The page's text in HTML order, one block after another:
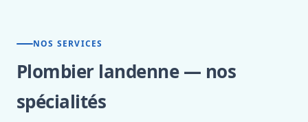
NOS SERVICES
Plombier landenne — nos
spécialités